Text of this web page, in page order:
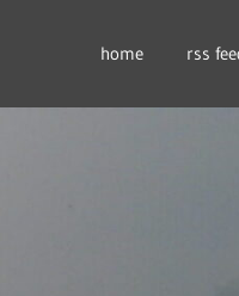
home rss